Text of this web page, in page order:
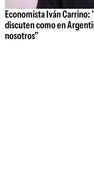
Economista Iván Carrino:
discuten como en
nosotros"